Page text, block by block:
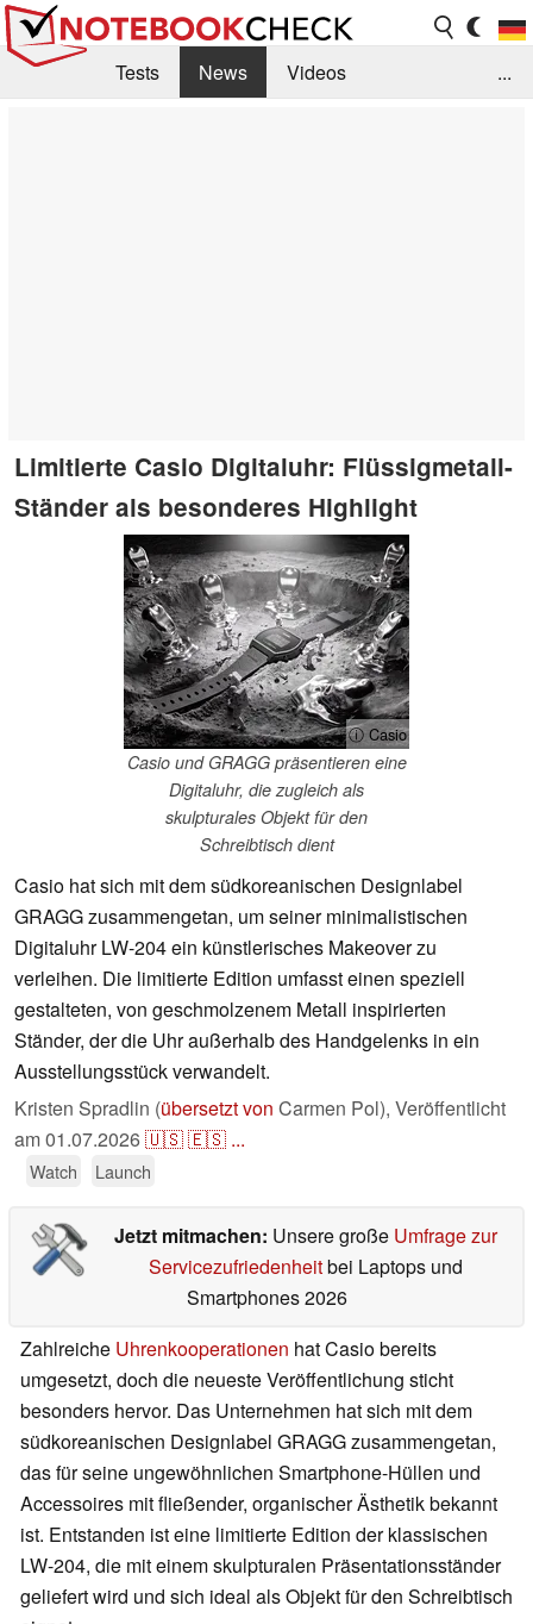
Tests News
Videos
...
Limitierte Casio Digitaluhr: Flüssigmetall-
Ständer als besonderes Highlight
ⓘ Casio
Casio und GRAGG präsentieren eine
Digitaluhr, die zugleich als
skulpturales Objekt für den
Schreibtisch dient
Casio hat sich mit dem südkoreanischen Designlabel
GRAGG zusammengetan, um seiner minimalistischen
Digitaluhr LW-204 ein künstlerisches Makeover zu
verleihen. Die limitierte Edition umfasst einen speziell
gestalteten, von geschmolzenem Metall inspirierten
Ständer, der die Uhr außerhalb des Handgelenks in ein
Ausstellungsstück verwandelt.
Kristen Spradlin (übersetzt von Carmen Pol), Veröffentlicht
am01.07.2026🇺🇸🇪🇸 ...
Watch Launch
Jetzt mitmachen: Unsere große Umfrage zur
Servicezufriedenheitbei Laptops und
Smartphones 2026
Zahlreiche Uhrenkooperationen hat Casio bereits
umgesetzt, doch die neueste Veröffentlichung sticht
besonders hervor. Das Unternehmen hat sich mit dem
südkoreanischen Designlabel GRAGG zusammengetan,
das für seine ungewöhnlichen Smartphone-Hüllen und
Accessoires mit fließender, organischer Ästhetik bekannt
ist. Entstanden ist eine limitierte Edition der klassischen
LW-204, die mit einem skulpturalen Präsentationsständer
geliefert wird und sich ideal als Objekt für den Schreibtisch